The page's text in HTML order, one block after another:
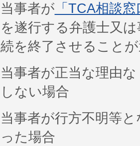
当事者が 「TCA相談
を遂行する弁護士又
続を終了させること
当事者が正当な理由
しない場合
当事者が行方不明等
った場合